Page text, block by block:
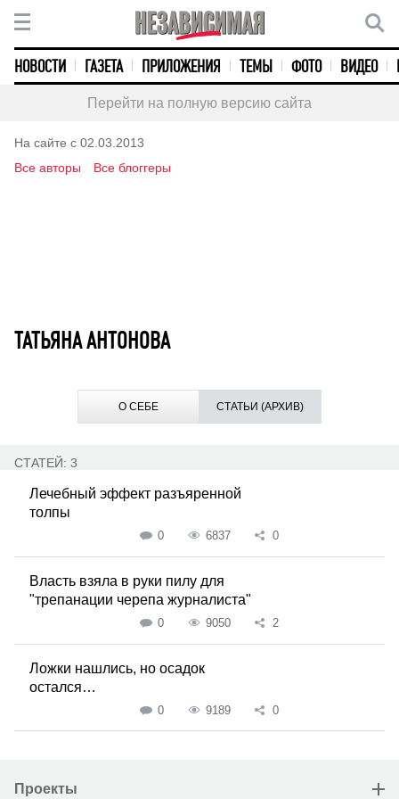
НОВОСТИ ГАЗЕТА ПРИЛОЖЕНИЯ ТЕМЫ ФОТО ВИДЕО
Перейти на полную версию сайта
На сайте с 02.03.2013
Все авторы
Все блоггеры
ТАТЬЯНА АНТОНОВА
О СЕБЕ СТАТЬИ (АРХИВ)
СТАТЕЙ: 3
Лечебный эффект разъяренной
толпы
0 6837 0
Власть взяла в руки пилу для
"трепанации черепа журналиста"
0 9050 2
Ложки нашлись, но осадок
остался…
0 9189 0
Проекты